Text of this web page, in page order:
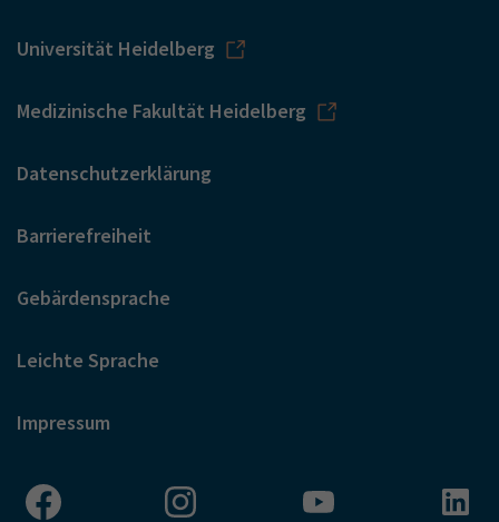
Universität Heidelberg
Medizinische Fakultät Heidelberg
Datenschutzerklärung
Barrierefreiheit
Gebärdensprache
Leichte Sprache
Impressum